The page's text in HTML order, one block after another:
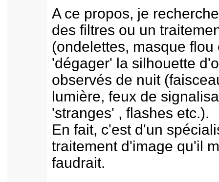
A ce propos, je
des filtres ou un
(ondelettes, masque flou
'dégager' la silhouette
observés de nuit
lumière, feux de
'stranges' , flashes etc.).
En fait, c'est d'un
traitement d'image qu'il
faudrait.